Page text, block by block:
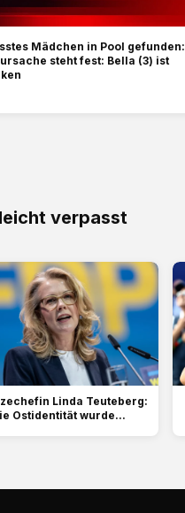
Mädchen in Pool gefunden:
steht fest: Bella (3) ist
verpasst
Linda Teuteberg:
Ostidentität wurde...